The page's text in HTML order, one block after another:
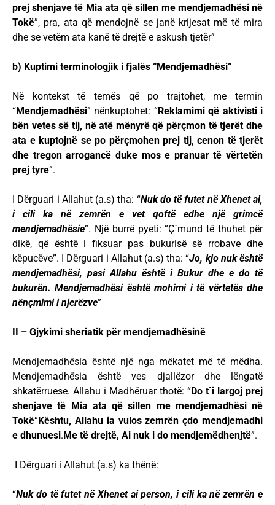
prej shenjave të Mia ata që sillen me mendjemadhësi në
Tokë”, pra, ata që mendojnë se janë krijesat më të mira
dhe se vetëm ata kanë të drejtë e askush tjetër”
b) Kuptimi terminologjik i fjalës “Mendjemadhësi”
Në kontekst të temës që po trajtohet, me termin
“Mendjemadhësi” nënkuptohet: “Reklamimi që aktivisti i
bën vetes së tij, në atë mënyrë që përçmon të tjerët dhe
ata e kuptojnë se po përçmohen prej tij, cenon të tjerët
dhe tregon arrogancë duke mos e pranuar të vërtetën
prej tyre”.
I Dërguari i Allahut (a.s) tha: “Nuk do të futet në Xhenet ai,
i cili ka në zemrën e vet qoftë edhe një grimcë
mendjemadhësie”. Një burrë pyeti: “Ç`mund të thuhet për
dikë, që është i fiksuar pas bukurisë së rrobave dhe
këpucëve”. I Dërguari i Allahut (a.s) tha: “Jo, kjo nuk është
mendjemadhësi, pasi Allahu është i Bukur dhe e do të
bukurën. Mendjemadhësi është mohimi i të vërtetës dhe
nënçmimi i njerëzve”
II – Gjykimi sheriatik për mendjemadhësinë
Mendjemadhësia është një nga mëkatet më të mëdha.
Mendjemadhësia është ves djallëzor dhe lëngatë
shkatërruese. Allahu i Madhëruar thotë: “Do t`i largoj prej
shenjave të Mia ata që sillen me mendjemadhësi në
Tokë“Kështu, Allahu ia vulos zemrën çdo mendjemadhi
e dhunuesi. Me të drejtë, Ai nuk i do mendjemëdhenjtë”.
I Dërguari i Allahut (a.s) ka thënë:
“Nuk do të futet në Xhenet ai person, i cili ka në zemrën e